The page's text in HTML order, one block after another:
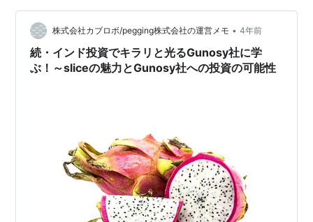
提携を行った事が発表された。
特徴
公式サイト
株式会社カブロボ/pegging株式会社の運営メモ • 4年前
続・インド投資でキラリと光るGunosy社に学
ぶ！～sliceの魅力とGunosy社への投資の可能性